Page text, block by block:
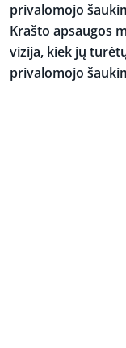
privalomojo
Krašto apsaugos
vizija, kiek jų
privalomojo